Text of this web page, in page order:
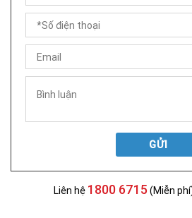
GỬI
Liên hệ 1800 6715 (Miễn